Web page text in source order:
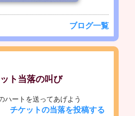
ブログ一覧
ト当落の叫び
ハートを送ってあげよう
チケットの当落を投稿する